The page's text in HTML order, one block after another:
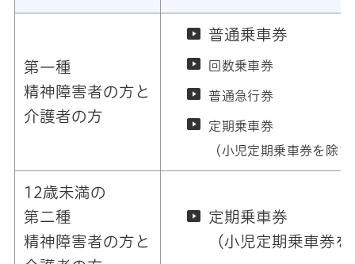
第一種
精神障害者の方と
介護者の方
普通乗車券
回数乗車券
普通急行券
定期乗車券
（小児定期乗車券を除
12歳未満の
第二種
精神障害者の方と
定期乗車券
（小児定期乗車券